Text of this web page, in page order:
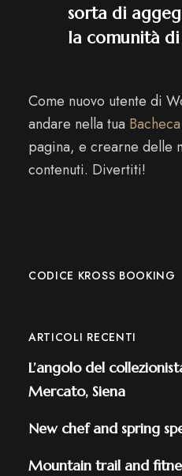
sorta di
la comunità di
Come nuovo utente di
andare nella tua Bacheca
pagina, e crearne delle
contenuti. Divertiti!
CODICE KROSS BOOKING
ARTICOLI RECENTI
L’angolo del
Mercato, Siena
New chef and spring
Mountain trail and